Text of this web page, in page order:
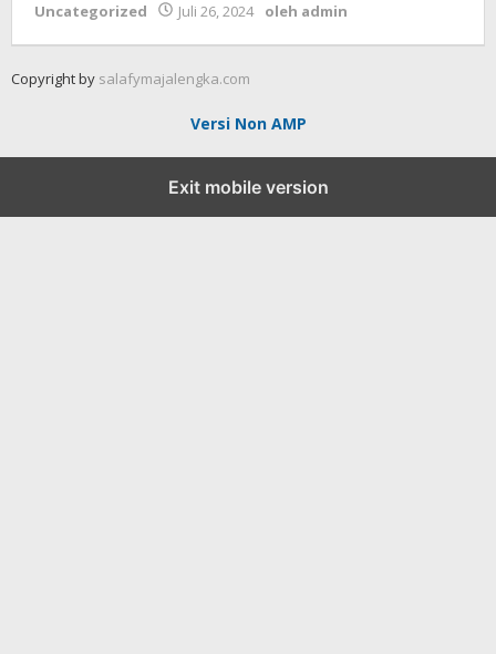
Uncategorized Juli 26, 2024 oleh admin
Copyright by salafymajalengka.com
Versi Non AMP
Exit mobile version